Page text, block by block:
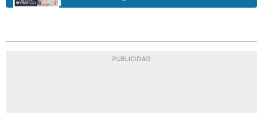
PUBLICIDAD